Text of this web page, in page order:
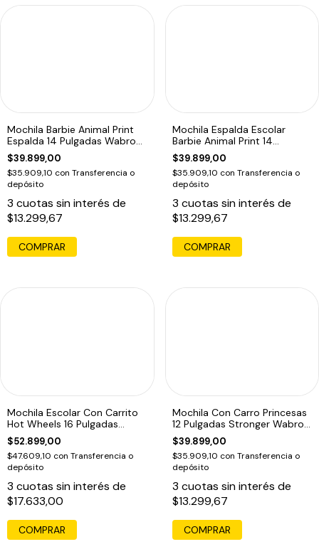
Mochila Barbie Animal Print
Espalda 14 Pulgadas Wabro
Color Negro/rosa Diseño De
La Tela Estampado Negro Y
Rosa
$39.899,00
$35.909,10 con Transferencia o
depósito
3 cuotas sin interés de
$13.299,67
Mochila Espalda Escolar
Barbie Animal Print 14
Pulgadas Rosa Espalda 14
$39.899,00
$35.909,10 con Transferencia o
depósito
3 cuotas sin interés de
$13.299,67
Mochila Escolar Con Carrito
Hot Wheels 16 Pulgadas
Wabro Naranja Escudería
75140
$52.899,00
$47.609,10 con Transferencia o
depósito
3 cuotas sin interés de
$17.633,00
COMPRAR
Mochila Con Carro Princesas
12 Pulgadas Stronger Wabro
30 Cm Violeta Princesas
$39.899,00
$35.909,10 con Transferencia o
depósito
3 cuotas sin interés de
$13.299,67